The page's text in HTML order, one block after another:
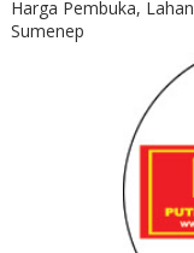
Harga Pembuka,
Sumenep